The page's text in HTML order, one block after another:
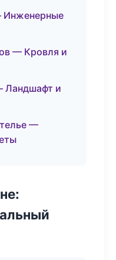
Инженерные
— Кровля и
Ландшафт и
—